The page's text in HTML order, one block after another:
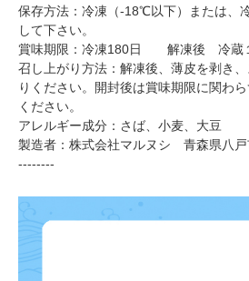
保存方法：冷凍（-18℃以下）または、
して下さい。
賞味期限：冷凍180日 解凍後 冷蔵１
召し上がり方法：解凍後、薄皮を剥き
りください。開封後は賞味期限に関わ
ください。
アレルギー成分：さば、小麦、大豆
製造者：株式会社マルヌシ 青森県八戸
--------